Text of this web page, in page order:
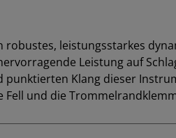
robustes, leistungsstarkes
Leistung auf
punktierten Klang dieser
Fell und die